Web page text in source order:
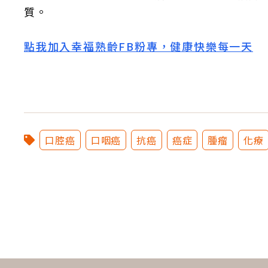
質。
點我加入幸福熟齡FB粉專，健康快樂每一天
口腔癌 口咽癌 抗癌 癌症 腫瘤 化療